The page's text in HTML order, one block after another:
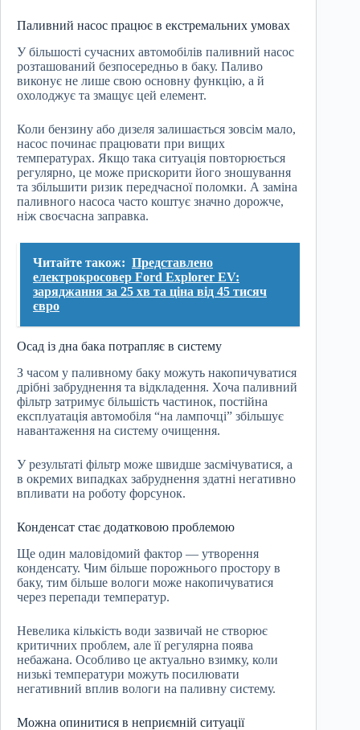
Паливний насос працює в екстремальних умовах
У більшості сучасних автомобілів паливний насос
розташований безпосередньо в баку. Паливо
виконує не лише свою основну функцію, а й
охолоджує та змащує цей елемент.
Коли бензину або дизеля залишається зовсім мало,
насос починає працювати при вищих
температурах. Якщо така ситуація повторюється
регулярно, це може прискорити його зношування
та збільшити ризик передчасної поломки. А заміна
паливного насоса часто коштує значно дорожче,
ніж своєчасна заправка.
Читайте також: Представлено
електрокросовер Ford Explorer EV:
заряджання за 25 хв та ціна від 45 тисяч
євро
Осад із дна бака потрапляє в систему
З часом у паливному баку можуть накопичуватися
дрібні забруднення та відкладення. Хоча паливний
фільтр затримує більшість частинок, постійна
експлуатація автомобіля “на лампочці” збільшує
навантаження на систему очищення.
У результаті фільтр може швидше засмічуватися, а
в окремих випадках забруднення здатні негативно
впливати на роботу форсунок.
Конденсат стає додатковою проблемою
Ще один маловідомий фактор — утворення
конденсату. Чим більше порожнього простору в
баку, тим більше вологи може накопичуватися
через перепади температур.
Невелика кількість води зазвичай не створює
критичних проблем, але її регулярна поява
небажана. Особливо це актуально взимку, коли
низькі температури можуть посилювати
негативний вплив вологи на паливну систему.
Можна опинитися в неприємній ситуації